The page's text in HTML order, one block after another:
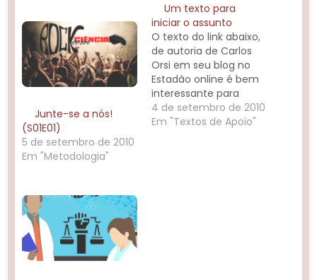
Junte-se a nós!
(S01E01)
5 de setembro de 2010
Em "Metodologia"
Um texto para
iniciar o assunto
O texto do link abaixo,
de autoria de Carlos
Orsi em seu blog no
Estadão online é bem
interessante para
fomentar discussões
sobre o papel da
4 de setembro de 2010
Em "Textos de Apoio"